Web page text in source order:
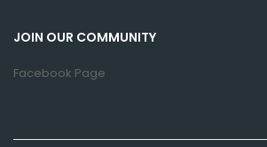
JOIN OUR COMMUNITY
Facebook Page